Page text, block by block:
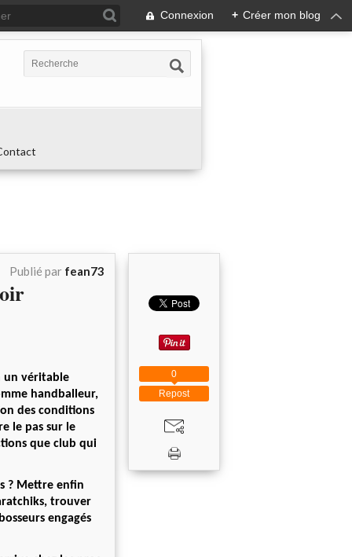
Connexion + Créer mon blog
Publié par fean73
un véritable
handballeur,
des conditions
le pas sur le
que club qui
? Mettre enfin
trouver
engagés
Repost
0